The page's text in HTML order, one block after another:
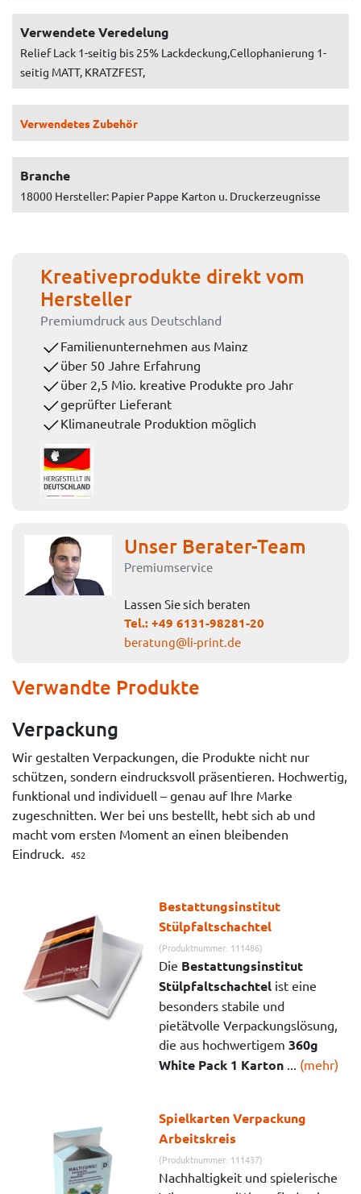
Verwendete Veredelung
Relief Lack 1-seitig bis 25% Lackdeckung,Cellophanierung 1-
seitig MATT, KRATZFEST,
Verwendetes Zubehör
Branche
18000 Hersteller: Papier Pappe Karton u. Druckerzeugnisse
Kreativeprodukte direkt vom
Hersteller
Premiumdruck aus Deutschland
Familienunternehmen aus Mainz
über 50 Jahre Erfahrung
über 2,5 Mio. kreative Produkte pro Jahr
geprüfter Lieferant
Klimaneutrale Produktion möglich
Unser Berater-Team
Premiumservice
Lassen Sie sich beraten
Tel.:+49 6131-98281-20
beratung@li-print.de
Verwandte Produkte
Verpackung
Wir gestalten Verpackungen, die Produkte nicht nur
schützen, sondern eindrucksvoll präsentieren. Hochwertig,
funktional und individuell – genau auf Ihre Marke
zugeschnitten. Wer bei uns bestellt, hebt sich ab und
macht vom ersten Moment an einen bleibenden
Eindruck.
452
Bestattungsinstitut
Stülpfaltschachtel
(Produktnummer: 111486)
Die Bestattungsinstitut
Stülpfaltschachtel ist eine
besonders stabile und
pietätvolle Verpackungslösung,
die aus hochwertigem360g
White Pack 1 Karton
(mehr)
Spielkarten Verpackung
Arbeitskreis
(Produktnummer: 111437)
Nachhaltigkeit und spielerische